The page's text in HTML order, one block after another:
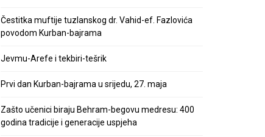
Čestitka muftije tuzlanskog dr. Vahid-ef. Fazlovića
povodom Kurban-bajrama
Jevmu-Arefe i tekbiri-tešrik
Prvi dan Kurban-bajrama u srijedu, 27. maja
Zašto učenici biraju Behram-begovu medresu: 400
godina tradicije i generacije uspjeha